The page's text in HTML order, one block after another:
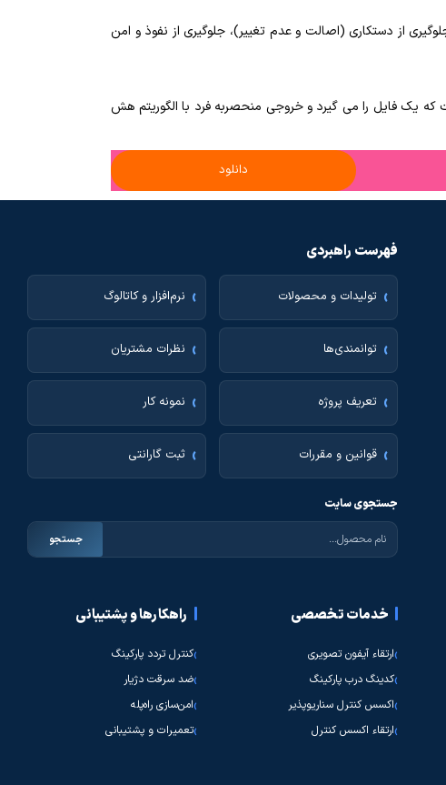
از دستکاری (اصالت و عدم تغییر)، جلوگیری از نفوذ و امن
با چهار خروجی ۱۲۸، ۲۵۶، ۵۱۲ و ۱۰۲۴ بایتی تهیه شده است که یک فایل را می گیرد و خروجی منحصربه فرد با الگوریتم هش
دانلود
فهرست راهبردی
تولیدات و محصولات نرم‌افزار و کاتالوگ
توانمندی‌ها نظرات مشتریان
تعریف پروژه نمونه کار
قوانین و مقررات ثبت گارانتی
جستجوی سایت
جستجو
خدمات تخصصی
ارتقاء آیفون تصویری
کدینگ درب پارکینگ
اکسس کنترل سناریوپذیر
ارتقاء اکسس کنترل
راهکارها و پشتیبانی
کنترل تردد پارکینگ
ضد سرقت دژیار
امن‌سازی راه‌پله
تعمیرات و پشتیبانی